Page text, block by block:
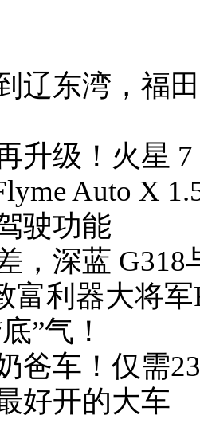
辽东湾，福
升级！火星
Auto X
驶功能
，深蓝
富利器大将
”气！
爸车！仅需
好开的大车